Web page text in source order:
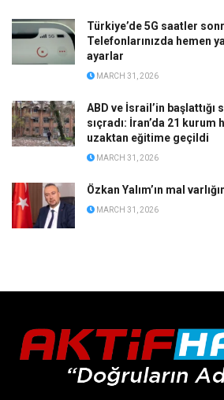
Türkiye’de 5G saatler
Telefonlarınızda hemen
ayarlar
MARCH 31, 2026
ABD ve İsrail’in
sıçradı: İran’da 21
uzaktan eğitime geçildi
MARCH 31, 2026
Özkan Yalım’ın mal
MARCH 31, 2026